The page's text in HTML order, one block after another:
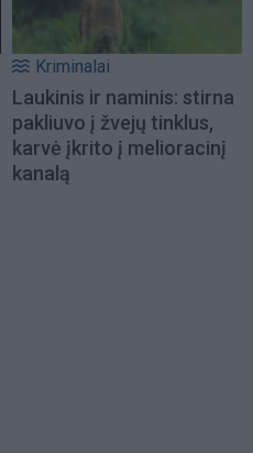
Kriminalai
Laukinis ir naminis: stirna
pakliuvo į žvejų tinklus,
karvė įkrito į melioracinį
kanalą